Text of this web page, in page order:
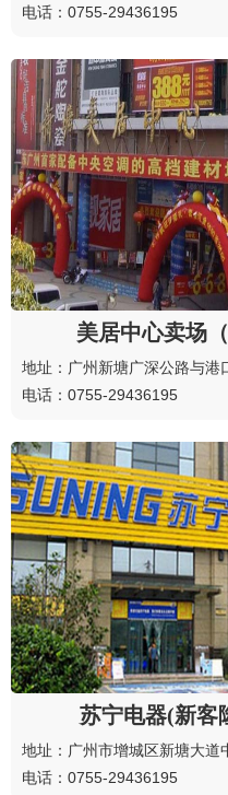
电话：0755-29436195
美居中心卖场（
地址：广州新塘广深公路与港
电话：0755-29436195
苏宁电器(新客
地址：广州市增城区新塘大道
电话：0755-29436195